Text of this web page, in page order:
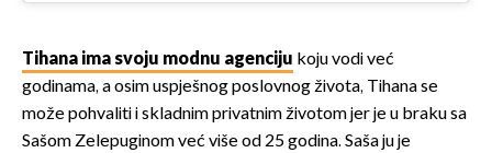
Tihana ima svoju modnu agenciju koju vodi već
godinama, a osim uspješnog poslovnog života, Tihana se
može pohvaliti i skladnim privatnim životom jer je u braku sa
Sašom Zelepuginom već više od 25 godina. Saša ju je